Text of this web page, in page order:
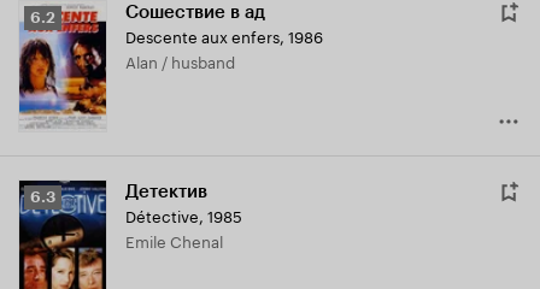
Рейтинг
Кинопоиска
6.2
6.2 Сошествие в ад
Descente aux enfers, 1986
Alan / husband
Рейтинг
Кинопоиска
6.3
6.3 Детектив
Détective, 1985
Emile Chenal